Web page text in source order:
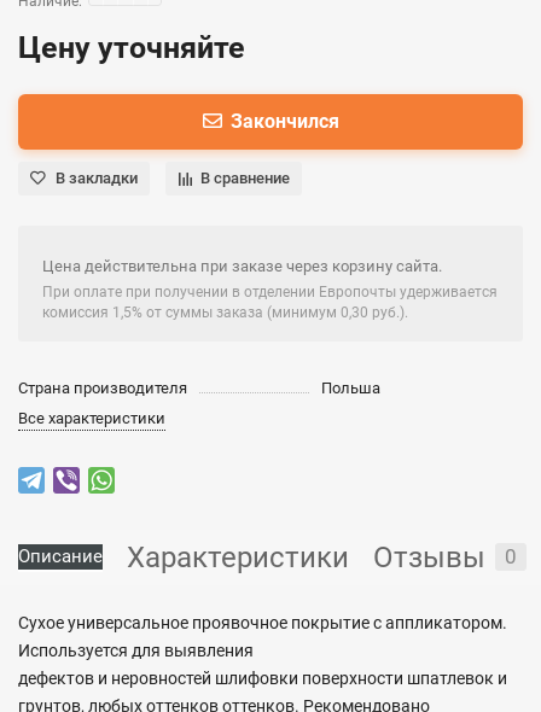
Цену уточняйте
Закончился
В закладки В сравнение
Цена действительна при заказе через корзину сайта.
При оплате при получении в отделении Европочты удерживается
комиссия 1,5% от суммы заказа (минимум 0,30 руб.).
Страна производителя
Польша
Все характеристики
Описание Характеристики Отзывы 0
Сухое универсальное проявочное покрытие с аппликатором.
Используется для выявления
дефектов и неровностей шлифовки поверхности шпатлевок и
грунтов, любых оттенков оттенков. Рекомендовано